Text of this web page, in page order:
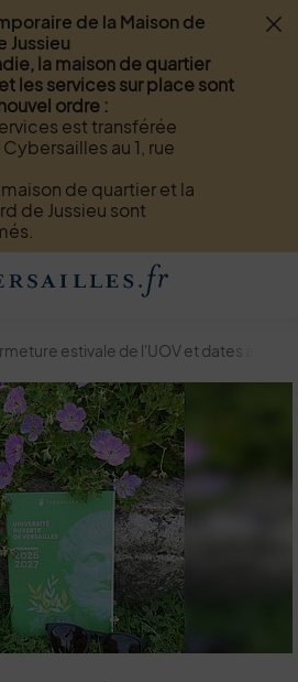
de la Maison de
Jussieu
la maison de quartier
les services sur place sont
ordre :
est transférée
au 1, rue
de quartier et la
de Jussieu sont
Retour à l'accueil
estivale de l'UOV et dates à
estivale de l'UOV et